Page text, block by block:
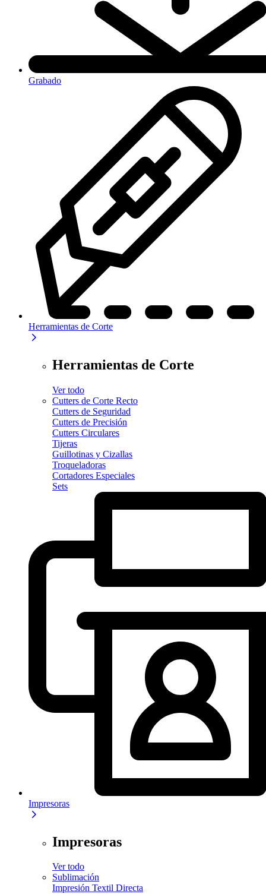
Grabado
Herramientas de Corte
Herramientas de Corte
Ver todo
Cutters de Corte Recto
Cutters de Seguridad
Cutters de Precisión
Cutters Circulares
Tijeras
Guillotinas y Cizallas
Troqueladoras
Cortadores Especiales
Sets
Impresoras
Impresoras
Ver todo
Sublimación
Impresión Textil Directa